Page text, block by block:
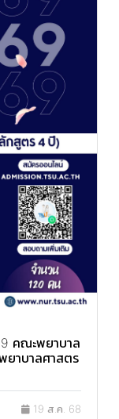
คณะพยาบาล
าบาลศาสตร
19 ส.ค. 68